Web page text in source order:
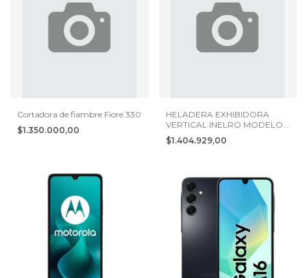
Cortadora de fiambre Fiore 330
$1.350.000,00
HELADERA EXHIBIDORA
VERTICAL INELRO MODELO
MT 450 - 437 Lts
$1.404.929,00